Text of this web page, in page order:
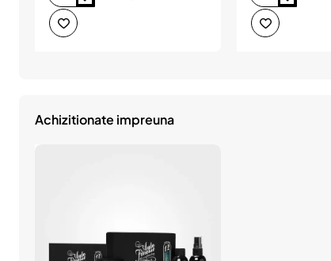
detailing
rapid
Meguiar's
curatare
jante
aluminiu
Achizitionate impreuna